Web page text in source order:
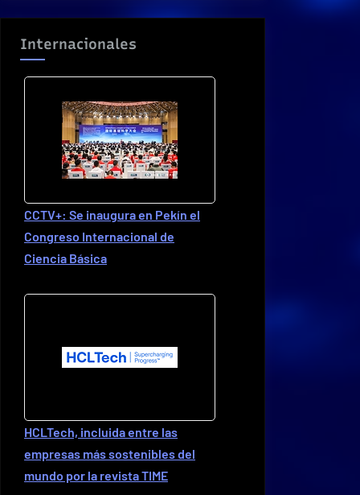
Internacionales
CCTV+: Se inaugura en Pekín el
Congreso Internacional de
Ciencia Básica
HCLTech, incluida entre las
empresas más sostenibles del
mundo por la revista TIME